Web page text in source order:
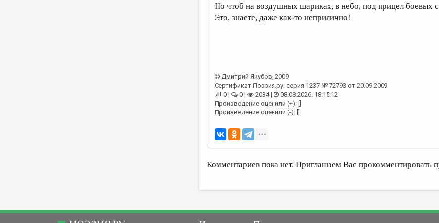
Но чтоб на воздушных шариках, в небо, под прицел боевых
Это, знаете, даже как-то неприлично!
Дмитрий Якубов, 2009
Сертификат Поэзия.ру: серия 1237 № 72793 от 20.09.2009
0 |
0 | 2034 |
08.08.2026. 18:15:12
Произведение оценили (+): []
Произведение оценили (-): []
Комментариев пока нет. Приглашаем Вас прокомментировать